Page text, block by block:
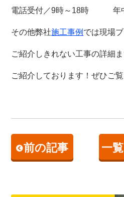
電話受付／9時～18時 年
その他弊社施工事例 では現場
ご紹介しきれない工事の詳細
ご紹介しております！ぜひご
前の記事 一覧